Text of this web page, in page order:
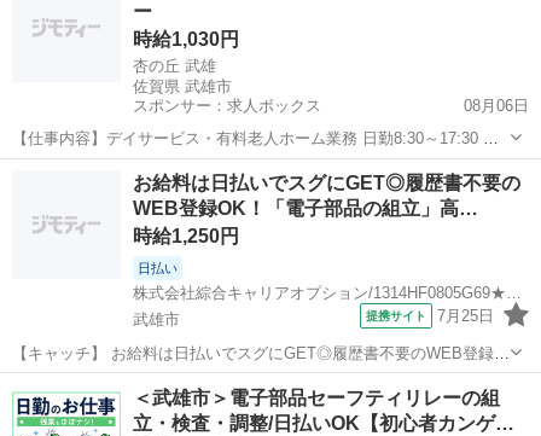
験ないけど大丈夫か...
ー
時給1,030円
杏の丘 武雄
佐賀県 武雄市
スポンサー：求人ボックス
08月06日
【仕事内容】デイサービス・有料老人ホーム業務 日勤8:30～17:30 遅
出10:00～19:00 業務の変更範囲:会社が定める全ての業務 雇用期間の
定めなし 転勤なし 【経験・資格】<応募要件> 無資格可 ～64歳(定年
年齢を上...
アルバイト・パート
お給料は日払いでスグにGET◎履歴書不要の
WEB登録OK！「電子部品の組立」高…
時給1,250円
日払い
株式会社綜合キャリアオプション/1314HF0805G69★15-N
武雄市
提携サイト 7月25日
【キャッチ】 お給料は日払いでスグにGET◎履歴書不要のWEB登録
OK！「電子部品の組立」高時給1250円！高橋周辺！20代～40代のス
タッフが多数活躍中★ 【コメント】 弊社なら事前の職場見学が多数！
お仕事安心スタート★...
工場
＜武雄市＞電子部品セーフティリレーの組
立・検査・調整/日払いOK【初心者カンゲ…